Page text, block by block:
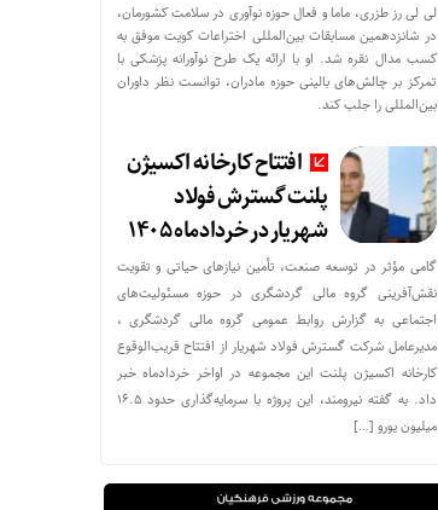
لی لی رز طزری، ماما و فعال حوزه نوآوری در سلامت کشورمان،
در شانزدهمین مسابقات بین‌المللی اختراعات کویت موفق به
کسب مدال نقره شد. او با ارائه یک طرح نوآورانه پزشکی با
تمرکز بر چالش‌های بالینی حوزه مادران، توانست نظر داوران
بین‌المللی را جلب کند.
افتتاح کارخانه اکسیژن
پلنت گسترش فولاد
شهریار در خردادماه ۱۴۰۵
گامی مؤثر در توسعه صنعت، تأمین نیازهای حیاتی و تقویت
نقش‌آفرینی گروه مالی گردشگری در حوزه مسئولیت‌های
اجتماعی به گزارش روابط عمومی گروه مالی گردشگری ،
مدیرعامل شرکت گسترش فولاد شهریار از افتتاح قریب‌الوقوع
کارخانه اکسیژن پلنت این مجموعه در اواخر خردادماه خبر
داد. به گفته نیرومند، این پروژه با سرمایه‌گذاری حدود ۱۶.۵
میلیون یورو […]